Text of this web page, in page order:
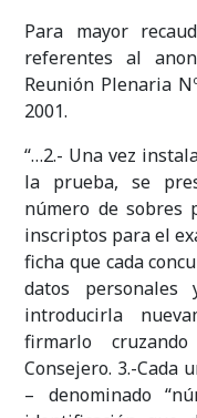
Para mayor
referentes al
Reunión Plenaria
2001.
“…2.- Una vez
la prueba, se
número de sobres
inscriptos para el
ficha que cada
datos personales
introducirla
firmarlo
Consejero. 3.-Cada
– denominado